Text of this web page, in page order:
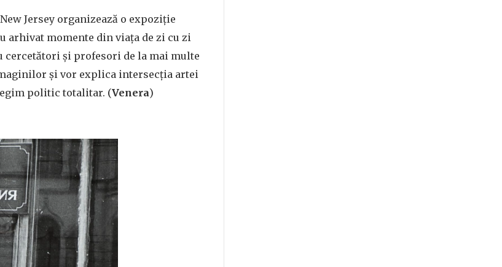
Jersey organizează o expoziție
momente din viața de zi cu zi
cercetători și profesori de la mai multe
și vor explica intersecția artei
politic totalitar. (Venera)